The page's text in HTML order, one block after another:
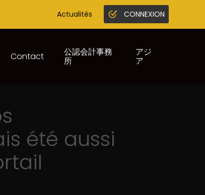
Actualités CONNEXION
Contact 公認会計事務
所
アジ
ア
été aussi